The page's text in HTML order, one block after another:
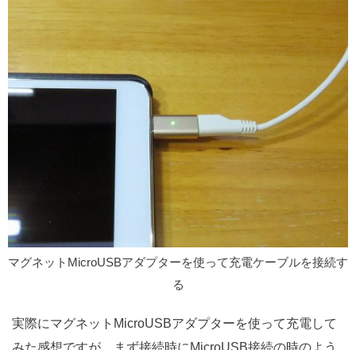
マグネットMicroUSBアダプターを使って充電ケーブルを接続す
る
実際にマグネットMicroUSBアダプターを使って充電して